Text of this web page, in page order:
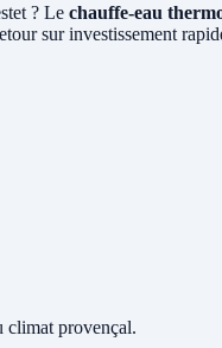
? Le chauffe-eau
sur investissement
climat provençal.